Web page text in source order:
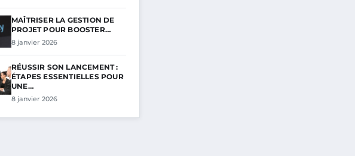
MAÎTRISER LA GESTION DE
PROJET POUR BOOSTER…
8 janvier 2026
RÉUSSIR SON LANCEMENT :
ÉTAPES ESSENTIELLES POUR
UNE…
8 janvier 2026